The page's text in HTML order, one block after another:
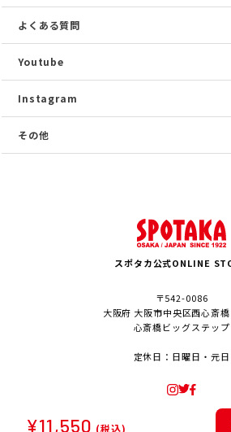
よくある質問
Youtube
Instagram
その他
スポタカ公式ONLINE
〒542-0086
大阪府 大阪市中央区西心斎
心斎橋ビッグステップ
定休日：日曜日・元日
© SPOTAKA Corporation. All
¥11,550 (税込)